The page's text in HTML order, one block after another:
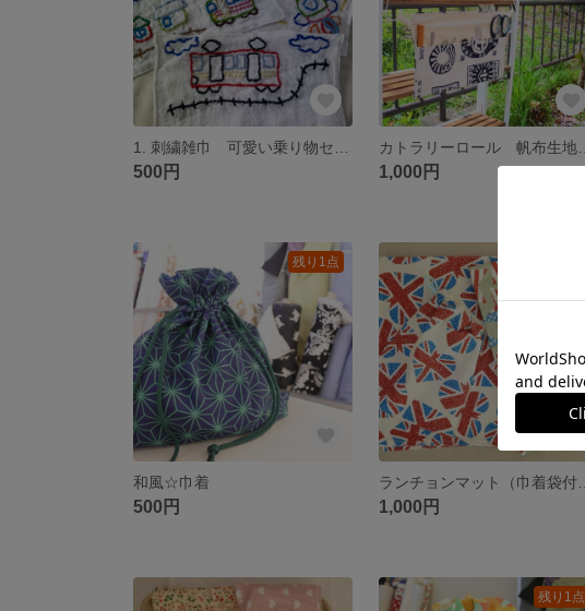
500円
カトラリーロール 帆布生地 CAMP LIFE KUSUNOKI
1,000円
残り1点
和風☆巾着
500円
ランチョンマット（巾着袋付き） 2セット
1,000円
残り1点